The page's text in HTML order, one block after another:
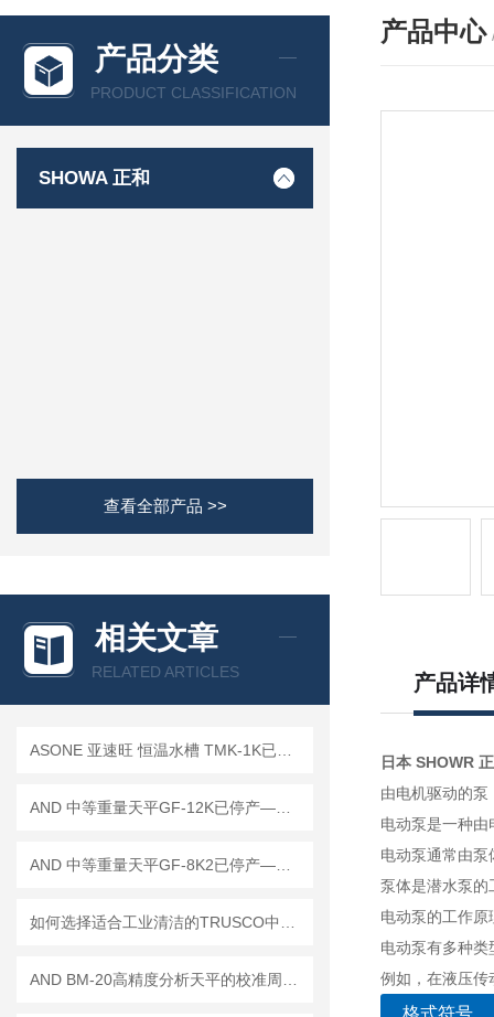
产品分类
PRODUCT CLASSIFICATION
SHOWA 正和
查看全部产品 >>
相关文章
RELATED ARTICLES
产品中心
产品详
日本 SHOWR
由电机驱动的泵
电动泵是一种
电动泵通常由
泵体是潜水泵的
电动泵的工作
电动泵有多种
例如，在液压传
格式符号